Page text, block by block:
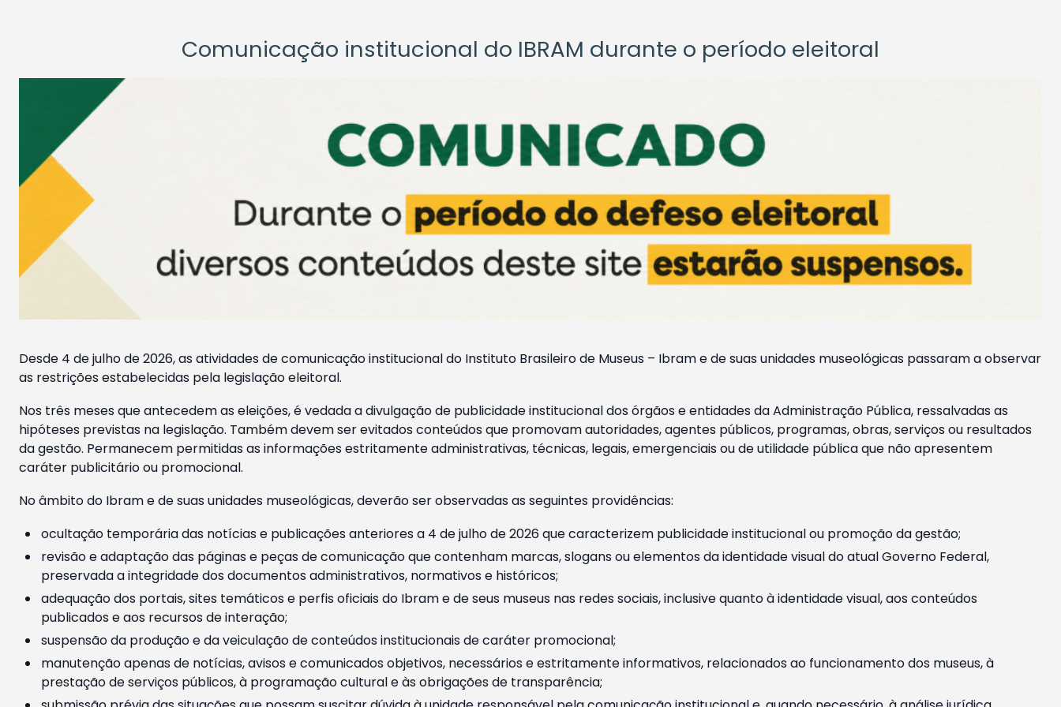
Comunicação institucional do IBRAM durante o período eleitoral
Desde 4 de julho de 2026, as atividades de comunicação institucional do Instituto Brasileiro de Museus – Ibram e de suas unidades museológicas passaram a observar
as restrições estabelecidas pela legislação eleitoral.
Nos três meses que antecedem as eleições, é vedada a divulgação de publicidade institucional dos órgãos e entidades da Administração Pública, ressalvadas as
hipóteses previstas na legislação. Também devem ser evitados conteúdos que promovam autoridades, agentes públicos, programas, obras, serviços ou resultados
da gestão. Permanecem permitidas as informações estritamente administrativas, técnicas, legais, emergenciais ou de utilidade pública que não apresentem
caráter publicitário ou promocional.
No âmbito do Ibram e de suas unidades museológicas, deverão ser observadas as seguintes providências:
ocultação temporária das notícias e publicações anteriores a 4 de julho de 2026 que caracterizem publicidade institucional ou promoção da gestão;
revisão e adaptação das páginas e peças de comunicação que contenham marcas, slogans ou elementos da identidade visual do atual Governo Federal,
preservada a integridade dos documentos administrativos, normativos e históricos;
adequação dos portais, sites temáticos e perfis oficiais do Ibram e de seus museus nas redes sociais, inclusive quanto à identidade visual, aos conteúdos
publicados e aos recursos de interação;
suspensão da produção e da veiculação de conteúdos institucionais de caráter promocional;
manutenção apenas de notícias, avisos e comunicados objetivos, necessários e estritamente informativos, relacionados ao funcionamento dos museus, à
prestação de serviços públicos, à programação cultural e às obrigações de transparência;